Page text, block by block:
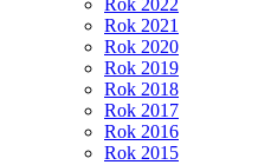
Rok 2022
Rok 2021
Rok 2020
Rok 2019
Rok 2018
Rok 2017
Rok 2016
Rok 2015